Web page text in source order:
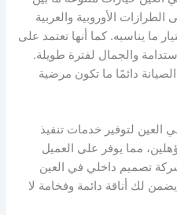
الأوروبية والعربية
ما يناسبه. كما أنها تعتمد على
والجمال لفترة طويلة.
دائمًا ما تكون مرضية
لتوفير خدمات تنفيذ
مما يوفر على العميل
تصميم داخلي في العين
لك أناقة دائمة وفخامة لا